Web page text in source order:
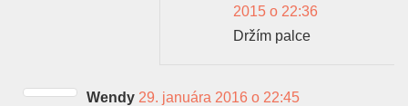
2015 o 22:36
Držím palce
Wendy 29. januára 2016 o 22:45